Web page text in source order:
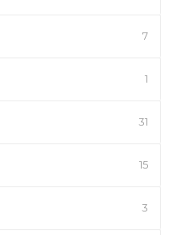
7
1
31
15
3